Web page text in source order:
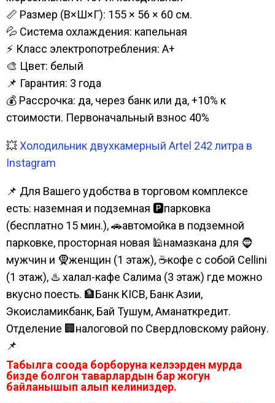
📏 Размер (В×Ш×Г): 155 × 56 × 60 см.
💦 Система охлаждения: капельная
⚡ Класс электропотребления: А+
🎨 Цвет: белый
📌 Гарантия: 3 года
💰 Рассрочка: да, через банк или да, +10% к
стоимости. Первоначальный взнос 40%
💥Холодильник двухкамерный Artel 242 литра в
Instagram
📌 Для Вашего удобства в торговом комплексе
есть: наземная и подземная 🅿парковка
(бесплатно 15 мин.), 🚗автомойка в подземной
парковке, просторная новая 🕌намазкана для 🧔
мужчин и 🧕женщин (1 этаж), ☕кофе с собой Cellini
(1 этаж), ♨️ халал-кафе Салима (3 этаж) где можно
вкусно поесть. 🏦Банк KICB, Банк Азии,
Экоисламикбанк, Бай Тушум, Аманаткредит.
Отделение 🏢налоговой по Свердловскому району.
📌
Табылга соода борборуна келээрден мурда
бизде болгон таварлардын бар жогун
байланышып алып келиниздер.